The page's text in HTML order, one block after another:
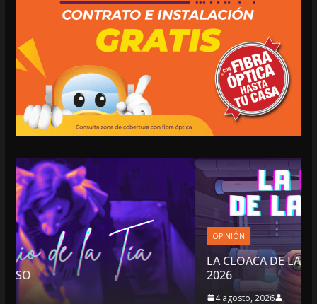
OPINIÓN
LA CLOACA DE LA POLÍTICA | 4 DE AGOSTO DE
2026
4 agosto, 2026